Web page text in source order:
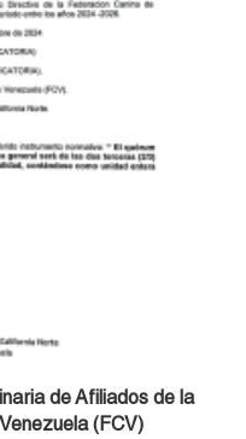
de Afiliados de la
(FCV)